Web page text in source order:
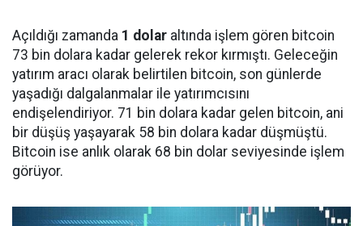
Açıldığı zamanda 1 dolar altında işlem gören bitcoin
73 bin dolara kadar gelerek rekor kırmıştı. Geleceğin
yatırım aracı olarak belirtilen bitcoin, son günlerde
yaşadığı dalgalanmalar ile yatırımcısını
endişelendiriyor. 71 bin dolara kadar gelen bitcoin, ani
bir düşüş yaşayarak 58 bin dolara kadar düşmüştü.
Bitcoin ise anlık olarak 68 bin dolar seviyesinde işlem
görüyor.